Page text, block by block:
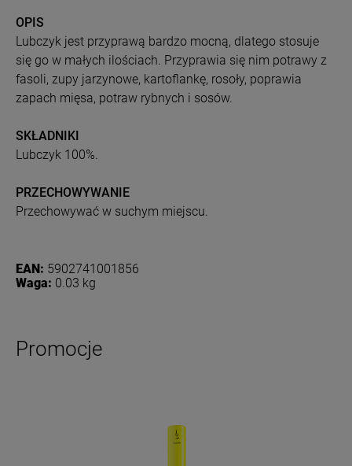
OPIS
Lubczyk jest przyprawą bardzo mocną, dlatego stosuje
się go w małych ilościach. Przyprawia się nim potrawy z
fasoli, zupy jarzynowe, kartoflankę, rosoły, poprawia
zapach mięsa, potraw rybnych i sosów.
SKŁADNIKI
Lubczyk 100%.
PRZECHOWYWANIE
Przechowywać w suchym miejscu.
EAN: 5902741001856
Waga: 0.03 kg
Promocje